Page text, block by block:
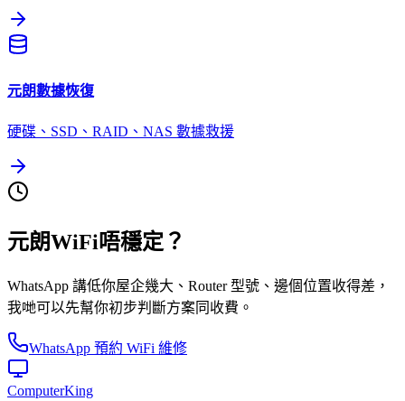
元朗數據恢復
硬碟、SSD、RAID、NAS 數據救援
元朗WiFi唔穩定？
WhatsApp 講低你屋企幾大、Router 型號、邊個位置收得差，
我哋可以先幫你初步判斷方案同收費。
WhatsApp 預約 WiFi 維修
ComputerKing